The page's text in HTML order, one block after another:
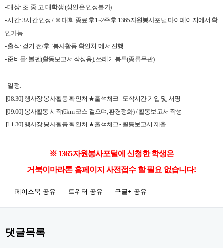
-대상: 초·중·고·대학생(성인은 인정불가)
-시간: 3시간 인정 / ※ 대회 종료 후1~2주 후 1365자원봉사포털 마이페이지에서 확
인가능
-출석: 걷기 전/후"봉사활동 확인처"에서 진행
-준비물: 볼펜(활동보고서 작성용),쓰레기 봉투(종류무관)
-일정:
[08:30]행사장 봉사활동 확인처 ★출석체크- 도착시간 기입 및 서명
[09:00] 봉사활동 시작(6km코스 걸으며,환경정화) /활동보고서 작성
[11:30]행사장 봉사활동 확인처 ★출석체크- 활동보고서 제출
※1365자원봉사포털에 신청한 학생은
거북이마라톤 홈페이지 사전접수 할 필요 없습니다!
페이스북 공유 트위터 공유 구글+ 공유
댓글목록